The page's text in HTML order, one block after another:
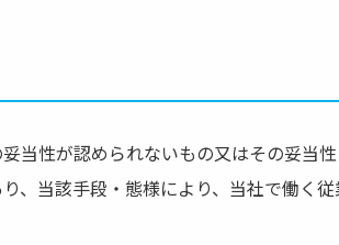
当性が認められないもの又はその妥当
、当該手段・態様により、当社で働く